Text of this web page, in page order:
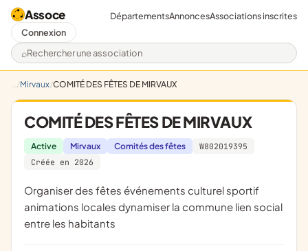
Assoce
Rechercher une association
DépartementsAnnoncesAssociations inscrites
Connexion
Mirvaux COMITÉ DES FÊTES DE MIRVAUX
COMITÉ DES FÊTES DE MIRVAUX
Active Mirvaux Comités des fêtes
W802019395
Créée en 2026
organiser des fêtes événements culturel sportif
animations locales dynamiser la commune lien social
entre les habitants